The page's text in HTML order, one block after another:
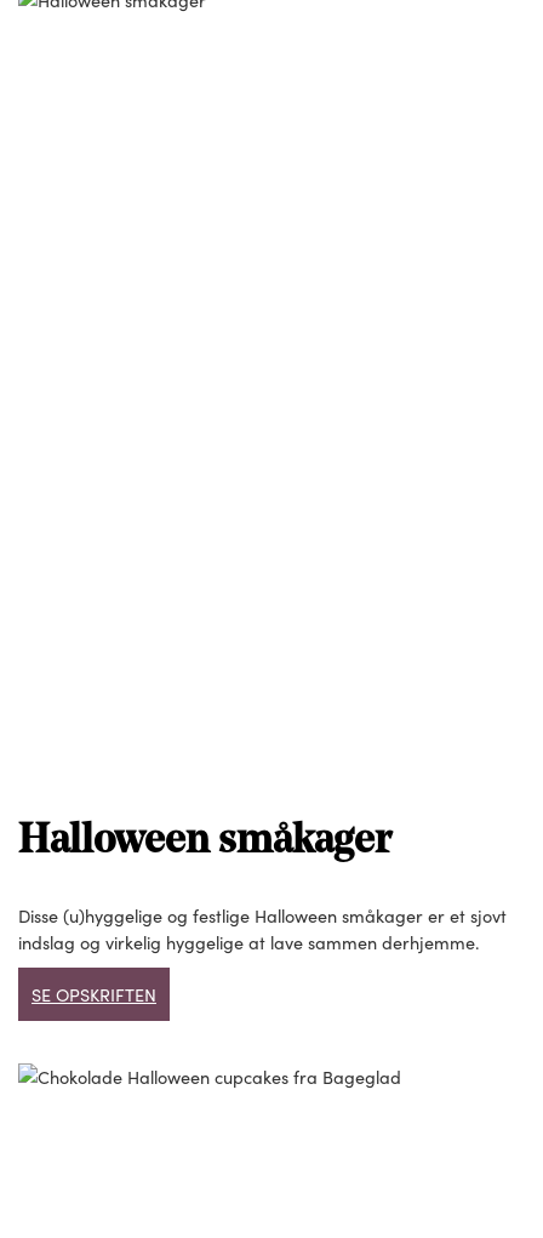
Halloween småkager
Disse (u)hyggelige og festlige Halloween småkager er et sjovt
indslag og virkelig hyggelige at lave sammen derhjemme.
SE OPSKRIFTEN